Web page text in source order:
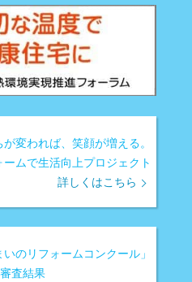
変われば、笑顔が増える。
ームで生活向上プロジェクト
詳しくはこちら
いのリフォームコンクール」
査結果